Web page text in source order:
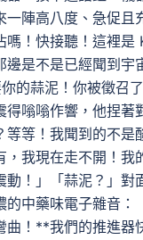
一陣高八度、急促且
嗎！快接聽！這裡是
邊是不是已經聞到宇
的蒜泥！你被徵召
得嗡嗡作響，他捏著
等等！我聞到的不是
，我現在走不開！我
動！」「蒜泥？」對
中藥味電子雜音：
！**我們的推進器